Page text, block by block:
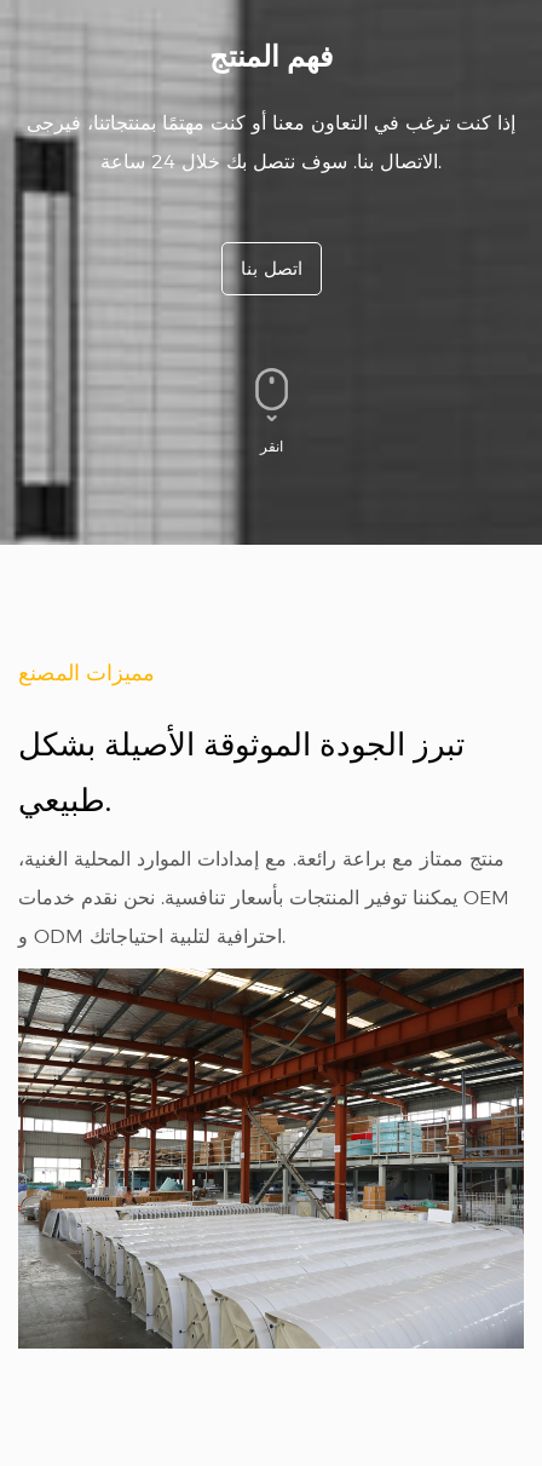
فهم المنتج
إذا كنت ترغب في التعاون معنا أو كنت مهتمًا بمنتجاتنا، فيرجى
الاتصال بنا. سوف نتصل بك خلال 24 ساعة.
اتصل بنا
انقر
مميزات المصنع
تبرز الجودة الموثوقة الأصيلة بشكل
طبيعي.
منتج ممتاز مع براعة رائعة. مع إمدادات الموارد المحلية الغنية،
يمكننا توفير المنتجات بأسعار تنافسية. نحن نقدم خدمات OEM
و ODM احترافية لتلبية احتياجاتك.